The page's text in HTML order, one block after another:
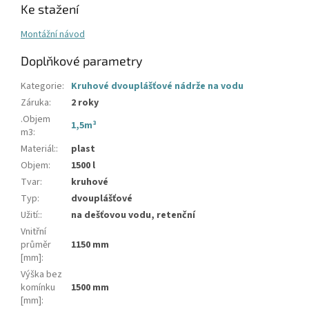
Ke stažení
Montážní návod
Doplňkové parametry
Kategorie: Kruhové dvouplášťové nádrže na vodu
Záruka:
2 roky
.Objem
m3:
1,5m³
Materiál::
plast
Objem:
1500 l
Tvar:
kruhové
Typ:
dvouplášťové
Užití::
na dešťovou vodu, retenční
Vnitřní
průměr
[mm]:
1150 mm
Výška bez
komínku
[mm]:
1500 mm